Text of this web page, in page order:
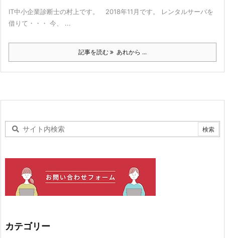
IT中小企業診断士の村上です。 2018年11月です。 レンタルサーバを
借りて・・・ 今、 ...
記事を読む あれから ...
カテゴリー